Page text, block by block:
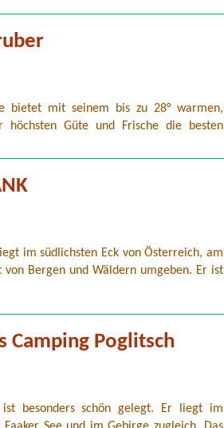
bietet mit seinem bis zu 28° warmen,
höchsten Güte und Frische die besten
im südlichsten Eck von Österreich, am
von Bergen und Wäldern umgeben. Er ist
Camping Poglitsch
ist besonders schön gelegt. Er liegt im